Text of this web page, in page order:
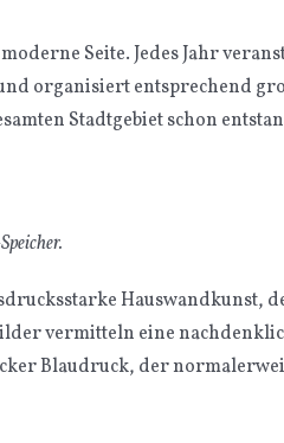
Seite. Jedes Jahr
organisiert entsprechend
Stadtgebiet schon
Hauswandkunst,
vermitteln eine
Blaudruck, der